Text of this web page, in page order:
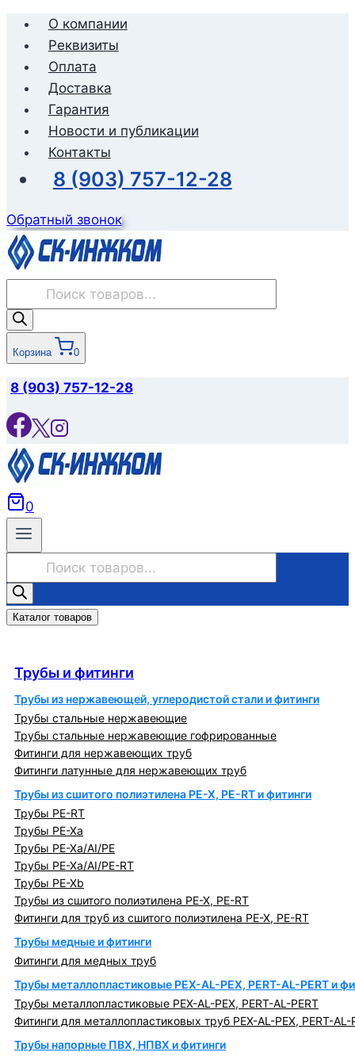
Перейти
содержимому
О компании
Реквизиты
Оплата
Доставка
Гарантия
Новости и публикации
Контакты
8 (903) 757-12-28
Обратный звонок
товаров
Корзина 0
8 (903) 757-12-28
0
товаров
Каталог товаров
Трубы и фитинги
Трубы из нержавеющей, углеродистой стали и фитинги
Трубы стальные нержавеющие
Трубы стальные нержавеющие гофрированные
Фитинги для нержавеющих труб
Фитинги латунные для нержавеющих труб
Трубы из сшитого полиэтилена PE-X, PE-RT и фитинги
Трубы PE-RT
Трубы PE-Xa
Трубы PE-Xa/AI/PE
Трубы PE-Xa/AI/PE-RT
Трубы PE-Xb
Трубы из сшитого полиэтилена PE-X, PE-RT
Фитинги для труб из сшитого полиэтилена PE-X, PE-RT
Трубы медные и фитинги
Фитинги для медных труб
Трубы металлопластиковые PEX-AL-PEX, PERT-AL-PERT и
Трубы металлопластиковые PEX-AL-PEX, PERT-AL-PERT
Фитинги для металлопластиковых труб PEX-AL-PEX, PERT-AL-
Трубы напорные ПВХ, НПВХ и фитинги